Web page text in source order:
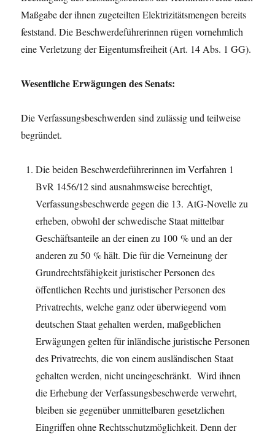
Maßgabe der ihnen zugeteilten Elektrizitätsmengen bereits
feststand. Die Beschwerdeführerinnen rügen vornehmlich
eine Verletzung der Eigentumsfreiheit (Art. 14 Abs. 1 GG).
Wesentliche Erwägungen des Senats:
Die Verfassungsbeschwerden sind zulässig und teilweise
begründet.
Die beiden Beschwerdeführerinnen im Verfahren 1
BvR 1456/12 sind ausnahmsweise berechtigt,
Verfassungsbeschwerde gegen die 13. AtG-Novelle zu
erheben, obwohl der schwedische Staat mittelbar
Geschäftsanteile an der einen zu 100 % und an der
anderen zu 50 % hält. Die für die Verneinung der
Grundrechtsfähigkeit juristischer Personen des
öffentlichen Rechts und juristischer Personen des
Privatrechts, welche ganz oder überwiegend vom
deutschen Staat gehalten werden, maßgeblichen
Erwägungen gelten für inländische juristische Personen
des Privatrechts, die von einem ausländischen Staat
gehalten werden, nicht uneingeschränkt. Wird ihnen
die Erhebung der Verfassungsbeschwerde verwehrt,
bleiben sie gegenüber unmittelbaren gesetzlichen
Eingriffen ohne Rechtsschutzmöglichkeit. Denn der